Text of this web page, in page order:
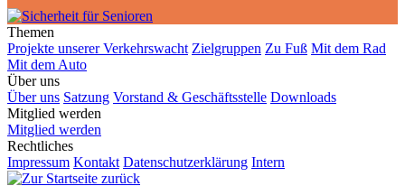
Themen
Projekte unserer Verkehrswacht Zielgruppen Zu Fuß Mit dem Rad
Mit dem Auto
Über uns
Über uns Satzung Vorstand & Geschäftsstelle Downloads
Mitglied werden
Mitglied werden
Rechtliches
Impressum Kontakt Datenschutzerklärung Intern